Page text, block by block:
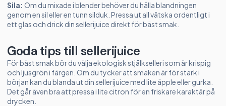
Sila: Om du mixade i blender behöver du hälla blandningen
genom en sil eller en tunn silduk. Pressa ut all vätska ordentligt i
ett glas och drick din sellerijuice direkt för bäst smak.
Goda tips till sellerijuice
För bäst smak bör du välja ekologisk stjälkselleri som är krispig
och ljusgrön i färgen. Om du tycker att smaken är för stark i
början kan du blanda ut din sellerijuice med lite äpple eller gurka.
Det går även bra att pressa i lite citron för en friskare karaktär på
drycken.